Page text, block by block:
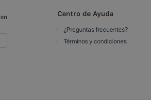
Centro de Ayuda
¿Preguntas frecuentes?
Términos y condiciones